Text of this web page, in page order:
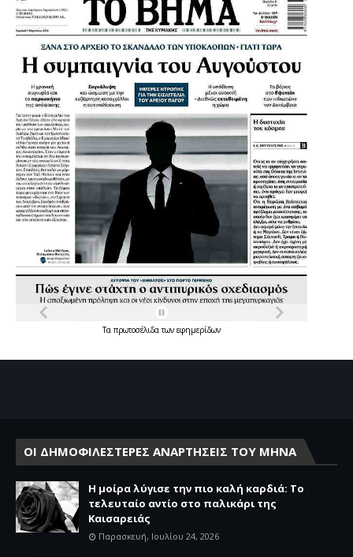
Τα πρωτοσέλιδατων εφημερίδων
ΟΙ ΔΗΜΟΦΙΛΕΣΤΕΡΕΣ ΑΝΑΡΤΗΣΕΙΣ ΤΟΥ ΜΗΝΑ
Η μοίρα λύγισε την πιο καλή καρδιά: Το
τελευταίο αντίο στο παλικάρι της
Καισαρειάς
Παρασκευή, Ιουλίου 24, 2026